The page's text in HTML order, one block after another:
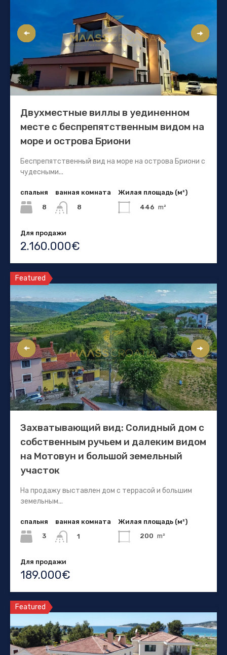
Двухместные виллы в уединенном
месте с беспрепятственным видом на
море и острова Бриони
Беспрепятственный вид на море на острова Бриони с
чудесными...
спальня
8
ванная комната
8
Жилая площадь (м²)
446 m²
Для продажи
2.160.000€
Featured
Захватывающий вид: Солидный дом с
собственным ручьем и далеким видом
на Мотовун и большой земельный
участок
На продажу выставлен дом с террасой и большим
земельным...
спальня
3
ванная комната
1
Жилая площадь (м²)
200 m²
Для продажи
189.000€
Featured